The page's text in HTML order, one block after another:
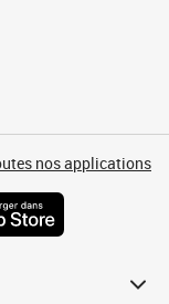
nos applications